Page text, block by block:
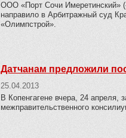
ООО «Порт Сочи Имеретинский»
направило в Арбитражный суд
«Олимпстрой».
Датчанам предложили
25.04.2013
В Копенгагене вчера, 24 апреля,
межправительственного